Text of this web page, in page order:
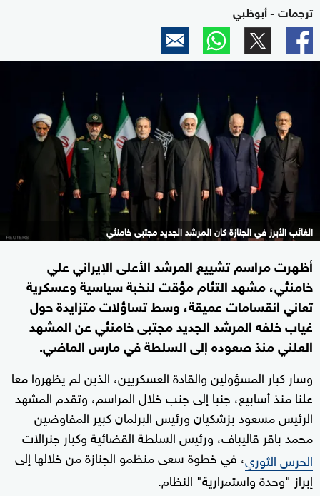
ترجمات - أبوظبي
الغائب الأبرز في الجنازة كان المرشد الجديد مجتبى خامنئي
أظهرت مراسم تشييع المرشد الأعلى الإيراني علي
خامنئي، مشهد التئام مؤقت لنخبة سياسية وعسكرية
تعاني انقسامات عميقة، وسط تساؤلات متزايدة حول
غياب خلفه المرشد الجديد مجتبى خامنئي عن المشهد
العلني منذ صعوده إلى السلطة في مارس الماضي.
وسار كبار المسؤولين والقادة العسكريين، الذين لم يظهروا معا
علنا منذ أسابيع، جنبا إلى جنب خلال المراسم، وتقدم المشهد
الرئيس مسعود بزشكيان ورئيس البرلمان كبير المفاوضين
محمد باقر قاليباف، ورئيس السلطة القضائية وكبار جنرالات
الحرس الثوري، في خطوة سعى منظمو الجنازة من خلالها إلى
إبراز "وحدة واستمرارية" النظام.